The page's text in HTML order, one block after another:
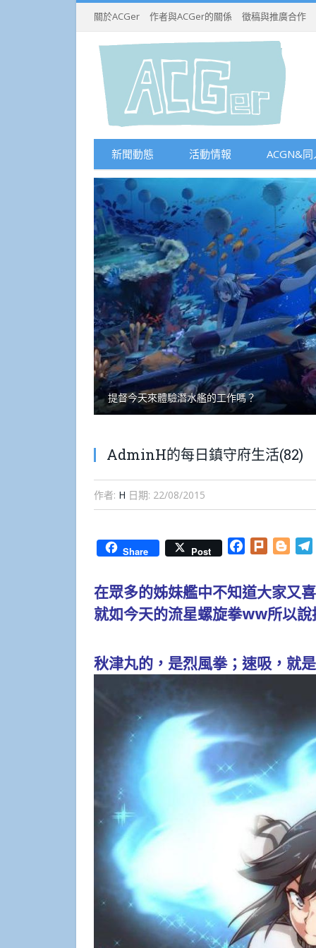
關於ACGer 作者與ACGer的關係 徵稿與推廣合作
新聞動態 活動情報 ACGN&同
提督今天來體驗潛水艦的工作嗎？
AdminH的每日鎮守府生活(82)
作者: H 日期: 22/08/2015
Share Post Facebook
Plurk
在眾多的姊妹艦中不知道大家又
就如今天的流星螺旋拳ww所以
秋津丸的，是烈風拳；速吸，就